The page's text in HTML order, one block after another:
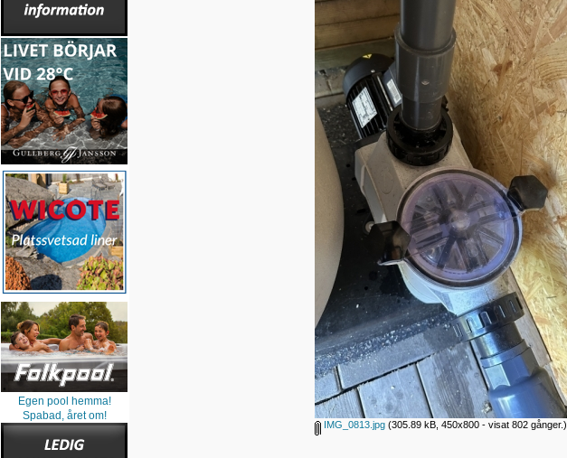
Egen pool hemma!
Spabad, året om!
IMG_0813.jpg(305.89 kB, 450x800 - visat 802 gånger.)